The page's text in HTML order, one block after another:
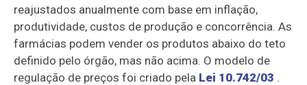
reajustados anualmente com base em inflação,
produtividade, custos de produção e concorrência. As
farmácias podem vender os produtos abaixo do teto
definido pelo órgão, mas não acima. O modelo de
regulação de preços foi criado pela Lei 10.742/03 .